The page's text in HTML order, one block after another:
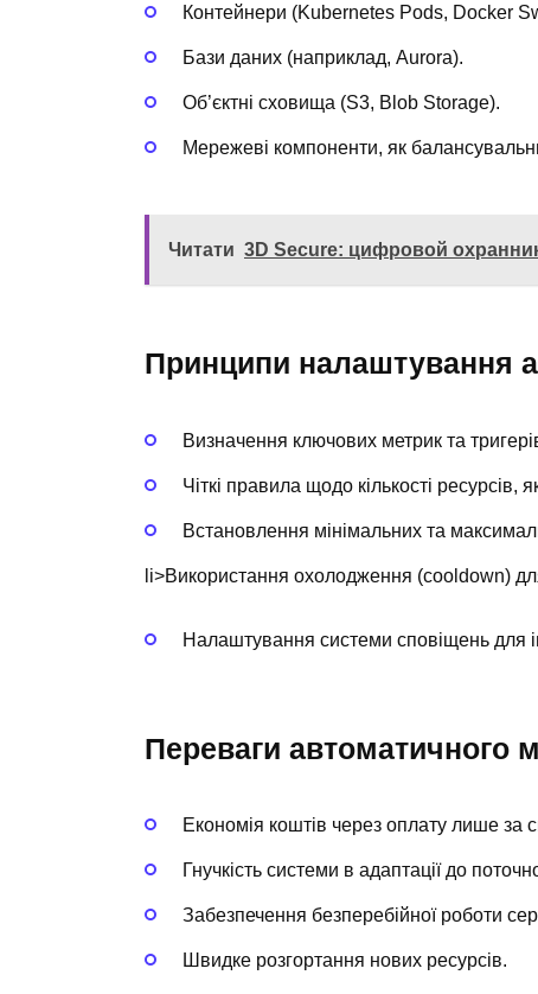
Контейнери (Kubernetes Pods, Docker
Бази даних (наприклад, Aurora).
Об’єктні сховища (S3, Blob Storage).
Мережеві компоненти, як
Читати 3D Secure: цифровой
Принципи налаштування
Визначення ключових метрик та
Чіткі правила щодо кількості ресурсів,
Встановлення мінімальних та
li>Використання охолодження (cooldown)
Налаштування системи сповіщень для
Переваги автоматичного
Економія коштів через оплату лише за
Гнучкість системи в адаптації до
Забезпечення безперебійної роботи
Швидке розгортання нових ресурсів.